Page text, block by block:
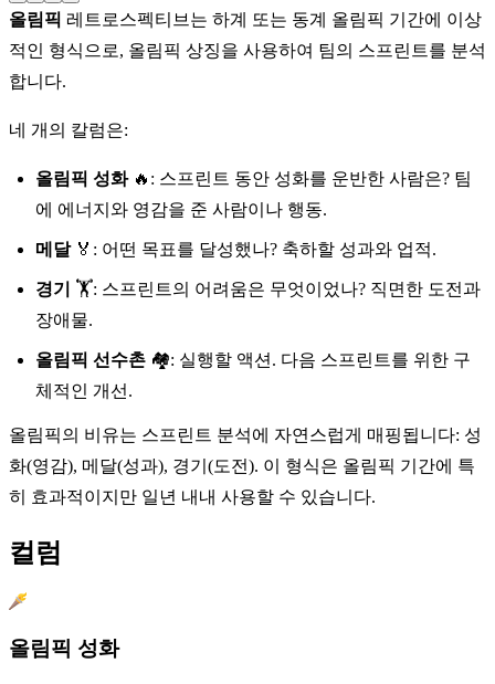
올림픽 레트로스펙티브는 하계 또는 동계 올림픽 기간에 이상
적인 형식으로, 올림픽 상징을 사용하여 팀의 스프린트를 분석
합니다.
네 개의 칼럼은:
올림픽 성화🔥: 스프린트 동안 성화를 운반한 사람은? 팀
에 에너지와 영감을 준 사람이나 행동.
메달🏅: 어떤 목표를 달성했나? 축하할 성과와 업적.
경기
🏋️: 스프린트의 어려움은 무엇이었나? 직면한 도전과
장애물.
올림픽 선수촌 🏘️: 실행할 액션. 다음 스프린트를 위한 구
체적인 개선.
올림픽의 비유는 스프린트 분석에 자연스럽게 매핑됩니다: 성
화(영감), 메달(성과), 경기(도전). 이 형식은 올림픽 기간에 특
히 효과적이지만 일년 내내 사용할 수 있습니다.
컬럼
올림픽 성화